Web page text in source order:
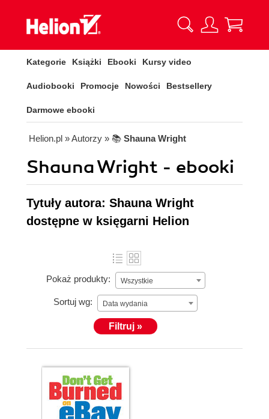
Kategorie Książki Ebooki Kursy video
Audiobooki Promocje Nowości Bestsellery
Darmowe ebooki
Helion.pl » Autorzy » 📚 Shauna Wright
Shauna Wright - ebooki
Tytuły autora: Shauna Wright
dostępne w księgarni Helion
Pokaż produkty: Wszystkie
Sortuj wg: Data wydania
Filtruj »